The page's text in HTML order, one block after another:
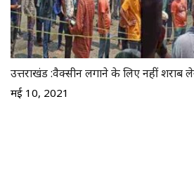
उत्तराखंड :वैक्सीन लगाने के लिए नहीं शराब
मई 10, 2021